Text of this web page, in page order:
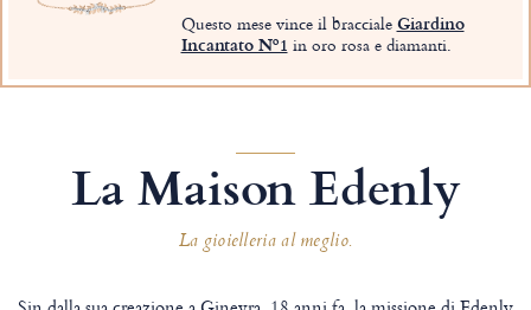
Questo mese vince il braccialeGiardino
Incantato Nº1 in oro rosa e diamanti.
La Maison Edenly
La gioielleria al meglio.